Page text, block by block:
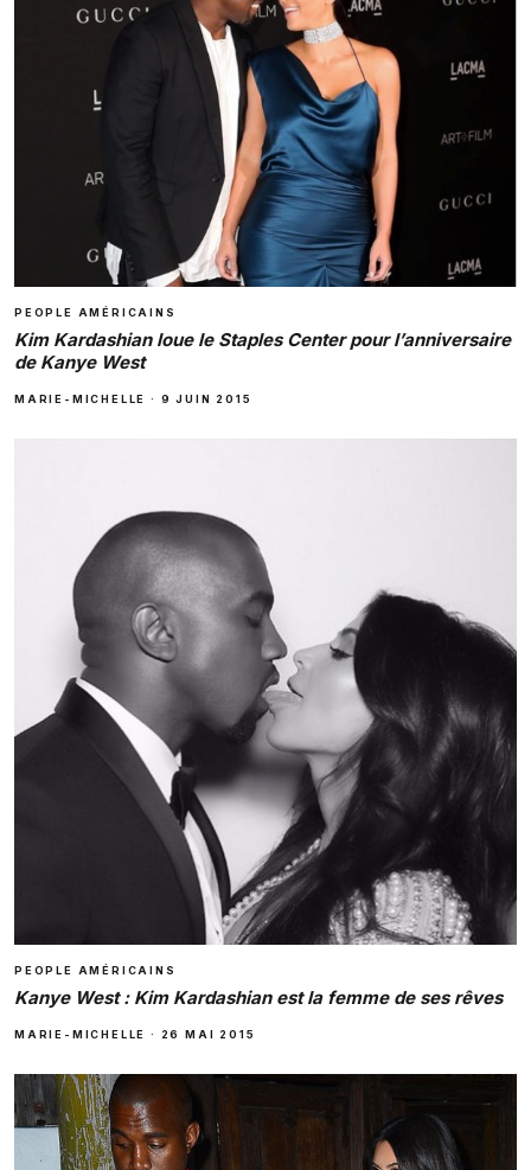
PEOPLE AMÉRICAINS
Kim Kardashian loue le Staples Center pour l’anniversaire
de Kanye West
MARIE-MICHELLE · 9 JUIN 2015
PEOPLE AMÉRICAINS
Kanye West : Kim Kardashian est la femme de ses rêves
MARIE-MICHELLE · 26 MAI 2015